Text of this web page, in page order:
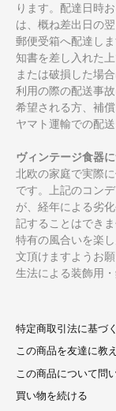
ります。配達日時
は、概ね差出日の
郵便受箱へ配達し
知書を差し入れた
または破損した場
利用の際の配送事
希望される方、補
ヤマト運輸での配
ヴィンテージ食器
北欧の家庭で実際
です。上記のコン
が、経年による劣
記することはでき
特有の風合いを楽
文頂けますようお
生法による装飾用
特定商取引法に基づ
この商品を友達に教
この商品について問
買い物を続ける